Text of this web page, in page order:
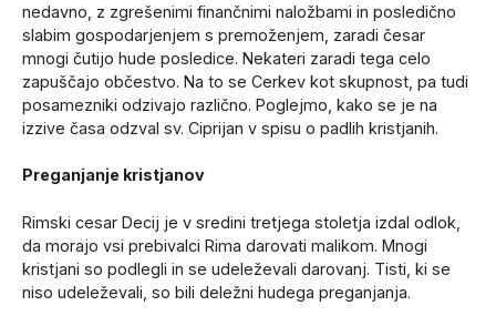
nedavno, z zgrešenimi finančnimi naložbami in posledično
slabim gospodarjenjem s premoženjem, zaradi česar
mnogi čutijo hude posledice. Nekateri zaradi tega celo
zapuščajo občestvo. Na to se Cerkev kot skupnost, pa tudi
posamezniki odzivajo različno. Poglejmo, kako se je na
izzive časa odzval sv. Ciprijan v spisu o padlih kristjanih.
Preganjanje kristjanov
Rimski cesar Decij je v sredini tretjega stoletja izdal odlok,
da morajo vsi prebivalci Rima darovati malikom. Mnogi
kristjani so podlegli in se udeleževali darovanj. Tisti, ki se
niso udeleževali, so bili deležni hudega preganjanja.